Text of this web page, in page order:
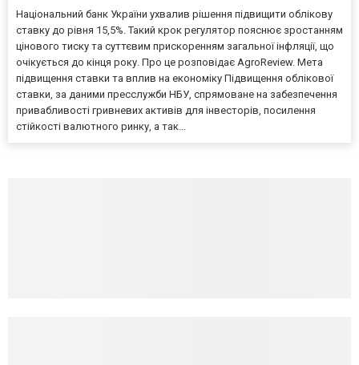
Національний банк України ухвалив рішення підвищити облікову
ставку до рівня 15,5%. Такий крок регулятор пояснює зростанням
цінового тиску та суттєвим прискоренням загальної інфляції, що
очікується до кінця року. Про це розповідає AgroReview. Мета
підвищення ставки та вплив на економіку Підвищення облікової
ставки, за даними пресслужби НБУ, спрямоване на забезпечення
привабливості гривневих активів для інвесторів, посилення
стійкості валютного ринку, а так...